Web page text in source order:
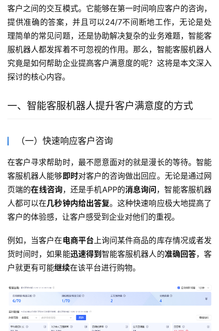
客户之间的交互模式。它能够在第一时间响应客户的咨询，
提供准确的答案，并且可以24/7不间断地工作，无论是处
理简单的常见问题，还是协助解决复杂的业务难题，智能客
服机器人都发挥着不可忽视的作用。那么，智能客服机器人
究竟是如何帮助企业提高客户满意度的呢？这将是本文深入
探讨的核心内容。
一、智能客服机器人提升客户满意度的方式
（一）快速响应客户咨询
在客户寻求帮助时，最不愿意面对的就是漫长的等待。智能
客服机器人能够即时对客户的咨询做出回应。无论是通过网
页端的在线咨询，还是手机APP的消息询问，智能客服机器
人都可以在几秒钟内给出答复。这种快速响应极大地提高了
客户的体验感，让客户感受到企业对他们的重视。
例如，当客户在电商平台 上询问某件商品的库存情况或者发
货时间时，如果能迅速得到智能客服机器人的准确回答，客
户就更有可能继续在该平台进行购物。